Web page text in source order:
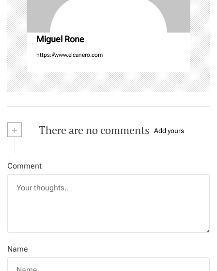
o
n
Miguel Rone
https://www.elcanero.com
+ There are no comments Add yours
Comment
Name